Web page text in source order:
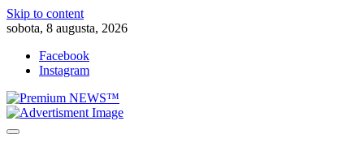
Skip to content
sobota, 8 augusta, 2026
Facebook
Instagram